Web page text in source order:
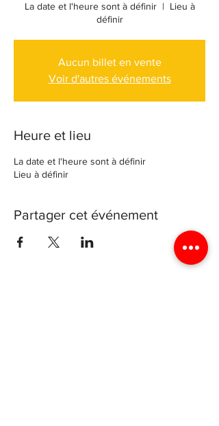
La date et l'heure sont à définir
  |
Lieu à
définir
Aucun billet en vente
Voir d'autres événements
Heure et lieu
La date et l'heure sont à définir
Lieu à définir
Partager cet événement